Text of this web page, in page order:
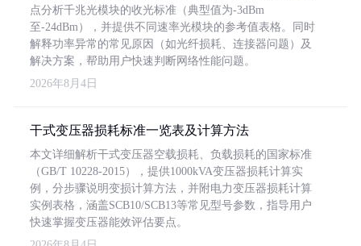
点分析千兆光模块的收光标准（典型值为-3dBm
至-24dBm），并提供不同速率光模块的参考值表格。同时
解释功率异常的常见原因（如光纤损耗、连接器问题）及
解决方案，帮助用户快速判断网络性能问题。
2026年8月4日
干式变压器损耗标准一览表及计算方法
本文详细解析干式变压器空载损耗、负载损耗的国家标准
（GB/T 10228-2015），提供1000kVA变压器损耗计算实
例，分步骤说明变损计算方法，并附电力变压器损耗计算
实例表格，涵盖SCB10/SCB13等常见型号参数，指导用户
快速掌握变压器能效评估要点。